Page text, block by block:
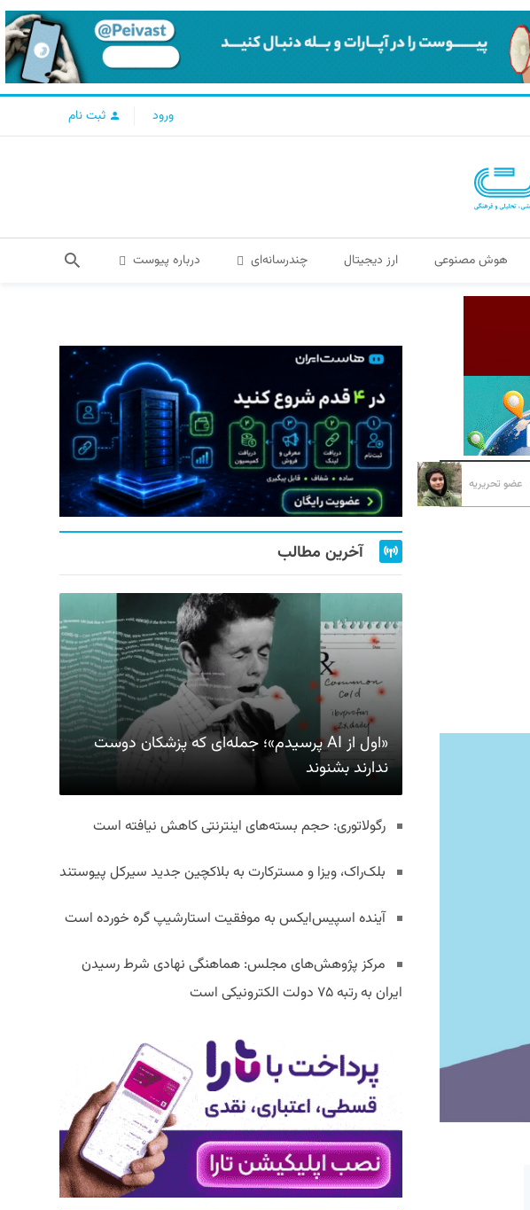
ورود ثبت نام
هوش مصنوعی ارز دیجیتال چندرسانه‌ای درباره پیوست
عضو تحریریه
آخرین مطالب
«اول از AI پرسیدم»؛ جمله‌ای که پزشکان دوست
ندارند بشنوند
رگولاتوری: حجم بسته‌های اینترنتی کاهش نیافته است
بلک‌راک، ویزا و مسترکارت به بلاکچین جدید سیرکل پیوستند
آینده اسپیس‌ایکس به موفقیت استارشیپ گره خورده است
مرکز پژوهش‌های مجلس: هماهنگی نهادی شرط رسیدن
ایران به رتبه ۷۵ دولت الکترونیکی است